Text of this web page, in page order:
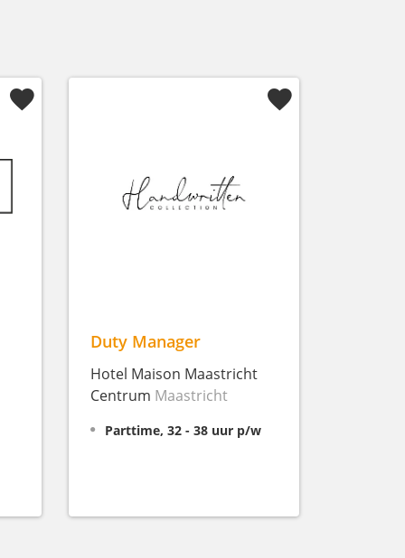
Duty Manager
Hotel Maison Maastricht
Centrum Maastricht
Parttime, 32 - 38 uur p/w